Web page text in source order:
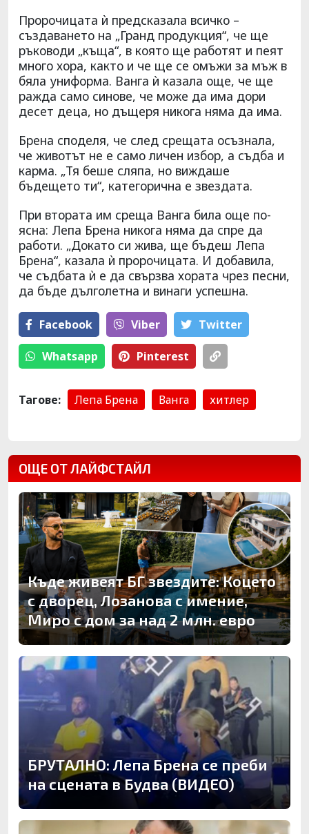
Пророчицата ѝ предсказала всичко –
създаването на „Гранд продукция“, че ще
ръководи „къща“, в която ще работят и пеят
много хора, както и че ще се омъжи за мъж в
бяла униформа. Ванга ѝ казала още, че ще
ражда само синове, че може да има дори
десет деца, но дъщеря никога няма да има.
Брена споделя, че след срещата осъзнала,
че животът не е само личен избор, а съдба и
карма. „Тя беше сляпа, но виждаше
бъдещето ти“, категорична е звездата.
При втората им среща Ванга била още по-
ясна: Лепа Брена никога няма да спре да
работи. „Докато си жива, ще бъдеш Лепа
Брена“, казала ѝ пророчицата. И добавила,
че съдбата ѝ е да свързва хората чрез песни,
да бъде дълголетна и винаги успешна.
Facebook Viber Тwitter
Whatsapp Pinterest
Тагове: Лепа Брена Ванга хитлер
ОЩЕ ОТ ЛАЙФСТАЙЛ
Къде живеят БГ звездите: Коцето
с дворец, Лозанова с имение,
Миро с дом за над 2 млн. евро
БРУТАЛНО: Лепа Брена се преби
на сцената в Будва (ВИДЕО)